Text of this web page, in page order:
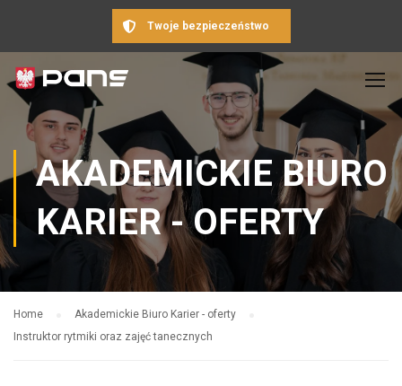
Twoje bezpieczeństwo
AKADEMICKIE BIURO
KARIER - OFERTY
Home
Akademickie Biuro Karier - oferty
Instruktor rytmiki oraz zajęć tanecznych